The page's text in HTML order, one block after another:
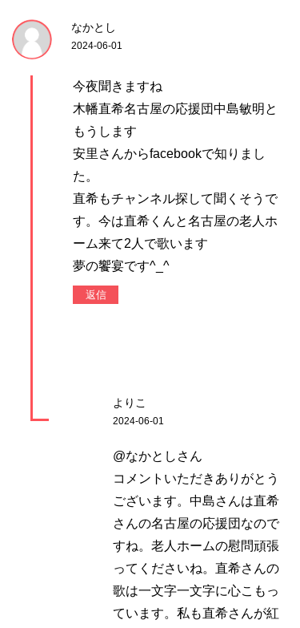
なかとし
2024-06-01
今夜聞きますね
木幡直希名古屋の応援団中島敏明と
もうします
安里さんからfacebookで知りまし
た。
直希もチャンネル探して聞くそうで
す。今は直希くんと名古屋の老人ホ
ーム来て2人で歌います
夢の饗宴です^_^
返信
よりこ
2024-06-01
@なかとしさん
コメントいただきありがとう
ございます。中島さんは直希
さんの名古屋の応援団なので
すね。老人ホームの慰問頑張
ってくださいね。直希さんの
歌は一文字一文字に心こもっ
ています。私も直希さんが紅